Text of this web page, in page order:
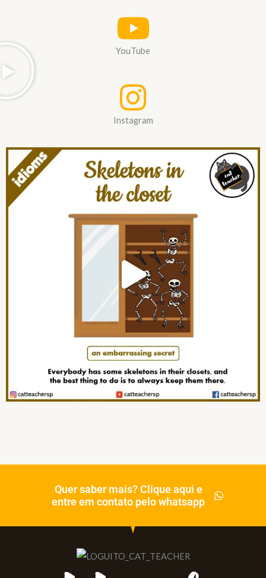
YouTube
Instagram
Quer saber mais? Clique aqui e
entre em contato pelo whatsapp